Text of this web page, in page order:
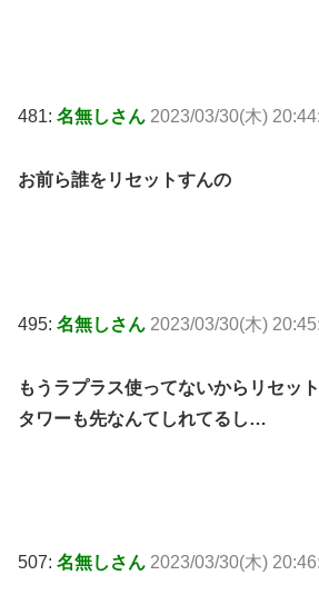
481: 名無しさん 2023/03/30(木)
お前ら誰をリセットすんの
495: 名無しさん 2023/03/30(木)
もうラプラス使ってないからリセッ
タワーも先なんてしれてるし…
507: 名無しさん 2023/03/30(木)